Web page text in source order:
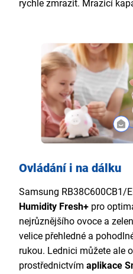
rychle zmrazit. Mrazicí
Ovládání i na dálku
Samsung RB38C600CB1/
Humidity Fresh+ pro
nejrůznějšího ovoce a
velice přehledné a
rukou. Lednici můžete ale
prostřednictvím aplikace